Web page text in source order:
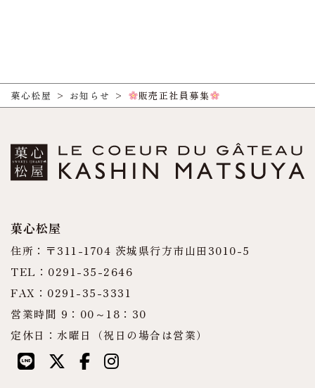
菓心松屋 > お知らせ > 販売正社員募集
菓心松屋
住所：〒311-1704 茨城県行方市山田3010-5
TEL：0291-35-2646
FAX：0291-35-3331
営業時間 9：00～18：30
定休日：水曜日（祝日の場合は営業）